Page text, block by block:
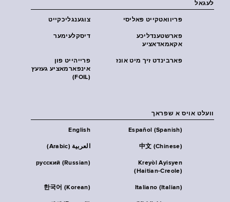
לעגאל
צוגענגליכקייט פּריוואטקייט פּאליסי
דיסקלעימער
פארשטענדליכע
אקאמאדאציע
פרייהייט פון
אינפארמאציע געזעץ
(FOIL)
פארבינדט זיך מיט אונז
וועלט אויס א שפראך
English Español (Spanish)
العربية (Arabic) 中文 (Chinese)
русский (Russian)
Kreyòl Ayisyen
(Haitian-Creole)
한국어 (Korean) Italiano (Italian)